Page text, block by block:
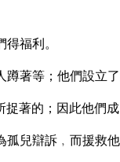
福利。
著等；他們設立了
著的；因此他們成
兒辯訴﹐而援救